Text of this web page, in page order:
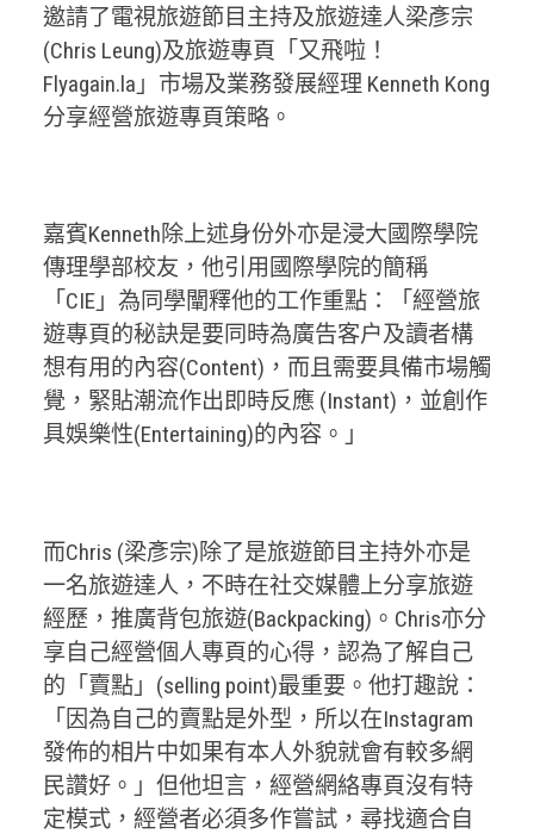
邀請了電視旅遊節目主持及旅遊達人梁彥宗
(Chris Leung)及旅遊專頁「又飛啦！
Flyagain.la」市場及業務發展經理 Kenneth Kong
分享經營旅遊專頁策略。
嘉賓Kenneth除上述身份外亦是浸大國際學院
傳理學部校友，他引用國際學院的簡稱
「CIE」為同學闡釋他的工作重點：「經營旅
遊專頁的秘訣是要同時為廣告客户及讀者構
想有用的內容(Content)，而且需要具備市場觸
覺，緊貼潮流作出即時反應 (Instant)，並創作
具娛樂性(Entertaining)的內容。」
而Chris (梁彥宗)除了是旅遊節目主持外亦是
一名旅遊達人，不時在社交媒體上分享旅遊
經歷，推廣背包旅遊(Backpacking)。Chris亦分
享自己經營個人專頁的心得，認為了解自己
的「賣點」(selling point)最重要。他打趣說：
「因為自己的賣點是外型，所以在Instagram
發佈的相片中如果有本人外貌就會有較多網
民讚好。」但他坦言，經營網絡專頁沒有特
定模式，經營者必須多作嘗試，尋找適合自